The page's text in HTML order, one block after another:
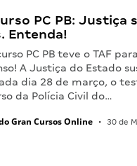
PC PB: Justiça
Entenda!
PC PB teve o TAF
A Justiça do Estado
dia 28 de março, o
da Polícia Civil do…
Gran Cursos Online •
30 de